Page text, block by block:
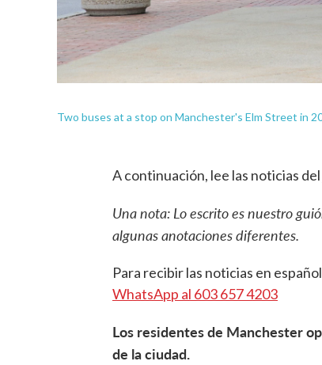
Two buses at a stop on Manchester's Elm Street in
A continuación, lee las noticias
Una nota: Lo escrito es nuestro
algunas anotaciones diferentes.
Para recibir las noticias en
WhatsApp al 603 657 4203
Los residentes de Manchester
de la ciudad.